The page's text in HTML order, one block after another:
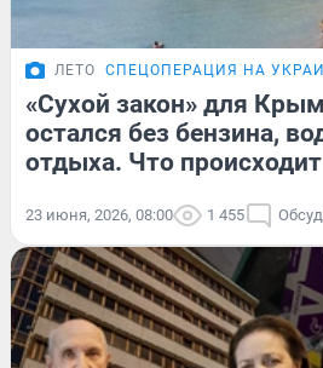
ЛЕТО СПЕЦОПЕРАЦИЯ НА
«Сухой закон» для
остался без бензина,
отдыха. Что
23 июня, 2026, 08:00 1 455